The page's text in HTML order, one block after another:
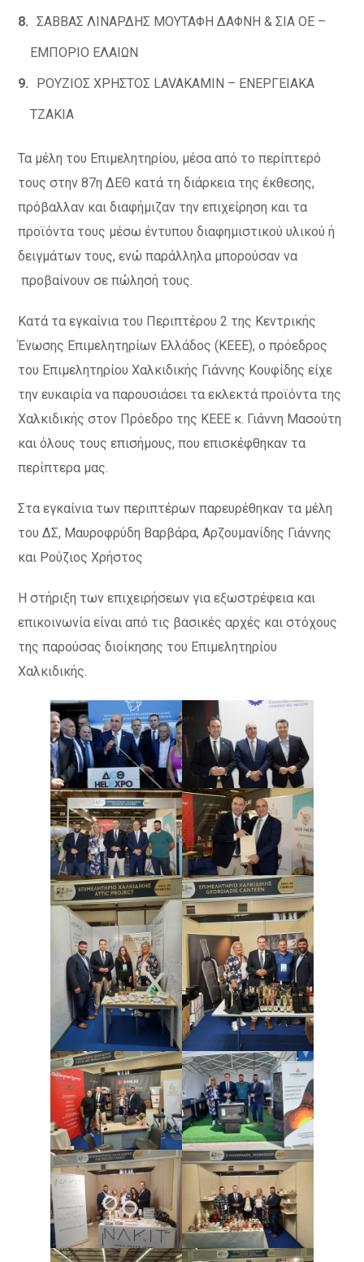
ΣΑΒΒΑΣ ΛΙΝΑΡΔΗΣ ΜΟΥΤΑΦΗ ΔΑΦΝΗ & ΣΙΑ ΟΕ –
ΕΜΠΟΡΙΟ ΕΛΑΙΩΝ
ΡΟΥΖΙΟΣ ΧΡΗΣΤΟΣ LAVAKAMIN – ΕΝΕΡΓΕΙΑΚΑ
ΤΖΑΚΙΑ
Τα μέλη του Επιμελητηρίου, μέσα από το περίπτερό
τους στην 87η ΔΕΘ κατά τη διάρκεια της έκθεσης,
πρόβαλλαν και διαφήμιζαν την επιχείρηση και τα
προϊόντα τους μέσω έντυπου διαφημιστικού υλικού ή
δειγμάτων τους, ενώ παράλληλα μπορούσαν να
προβαίνουν σε πώλησή τους.
Κατά τα εγκαίνια του Περιπτέρου 2 της Κεντρικής
Ένωσης Επιμελητηρίων Ελλάδος (ΚΕΕΕ), ο πρόεδρος
του Επιμελητηρίου Χαλκιδικής Γιάννης Κουφίδης είχε
την ευκαιρία να παρουσιάσει τα εκλεκτά προϊόντα της
Χαλκιδικής στον Πρόεδρο της ΚΕΕΕ κ. Γιάννη Μασούτη
και όλους τους επισήμους, που επισκέφθηκαν τα
περίπτερα μας.
Στα εγκαίνια των περιπτέρων παρευρέθηκαν τα μέλη
του ΔΣ, Μαυροφρύδη Βαρβάρα, Αρζουμανίδης Γιάννης
και Ρούζιος Χρήστος
Η στήριξη των επιχειρήσεων για εξωστρέφεια και
επικοινωνία είναι από τις βασικές αρχές και στόχους
της παρούσας διοίκησης του Επιμελητηρίου
Χαλκιδικής.